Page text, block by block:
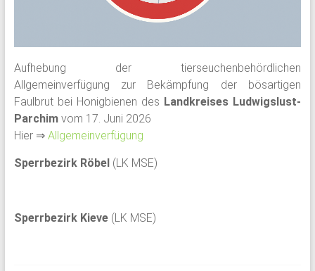
Aufhebung der tierseuchenbehördlichen
Allgemeinverfügung zur Bekämpfung der bösartigen
Faulbrut bei Honigbienen des Landkreises Ludwigslust-
Parchim vom 17. Juni 2026
Hier ⇒ Allgemeinverfügung
Sperrbezirk Röbel (LK MSE)
Sperrbezirk Kieve (LK MSE)